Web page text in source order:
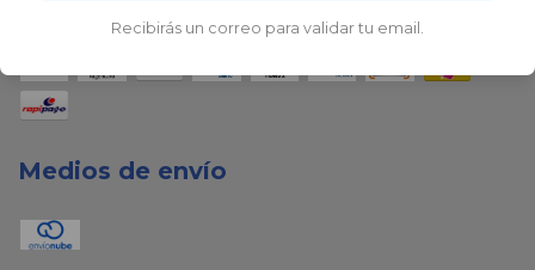
Medios de envío
Recibirás un correo para validar tu email.